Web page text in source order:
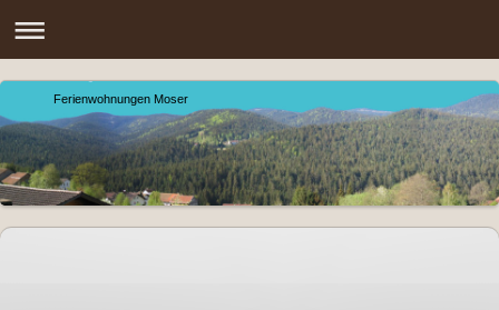
Ferienwohnungen Moser